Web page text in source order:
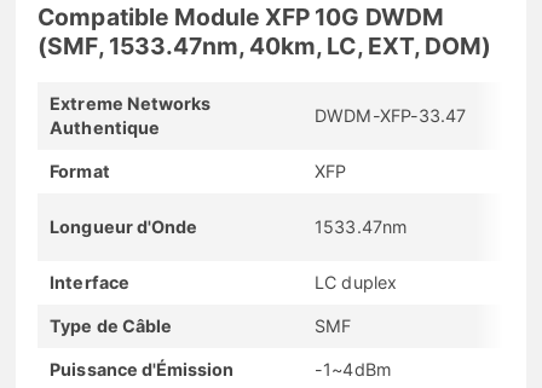
Compatible Module XFP 10G DWDM
(SMF, 1533.47nm, 40km, LC, EXT, DOM)
Extreme Networks
Authentique
DWDM-XFP-33.47
Format XFP
Longueur d'Onde 1533.47nm
Interface LC duplex
Type de Câble SMF
Puissance d'Émission -1~4dBm